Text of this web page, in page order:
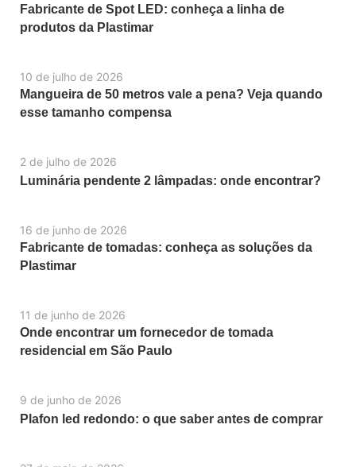
Fabricante de Spot LED: conheça a linha de
produtos da Plastimar
10 de julho de 2026
Mangueira de 50 metros vale a pena? Veja quando
esse tamanho compensa
2 de julho de 2026
Luminária pendente 2 lâmpadas: onde encontrar?
16 de junho de 2026
Fabricante de tomadas: conheça as soluções da
Plastimar
11 de junho de 2026
Onde encontrar um fornecedor de tomada
residencial em São Paulo
9 de junho de 2026
Plafon led redondo: o que saber antes de comprar